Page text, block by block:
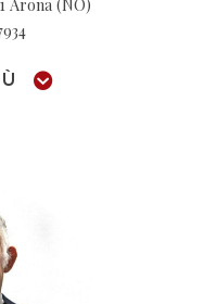
Arona (NO)